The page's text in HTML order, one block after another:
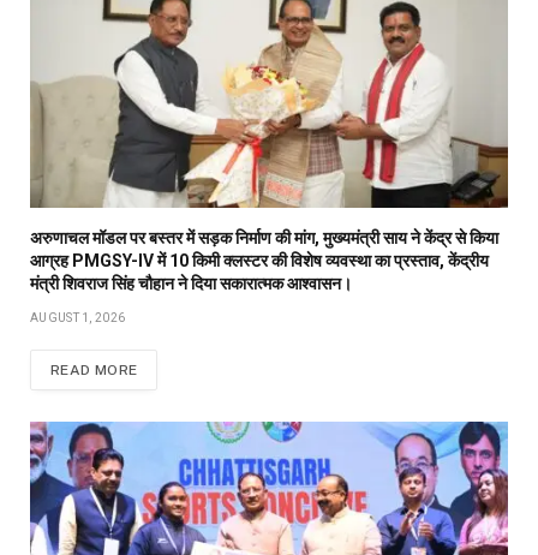
अरुणाचल मॉडल पर बस्तर में सड़क निर्माण की मांग, मुख्यमंत्री साय ने केंद्र से किया
आग्रह PMGSY-IV में 10 किमी क्लस्टर की विशेष व्यवस्था का प्रस्ताव, केंद्रीय
मंत्री शिवराज सिंह चौहान ने दिया सकारात्मक आश्वासन।
AUGUST 1, 2026
READ MORE